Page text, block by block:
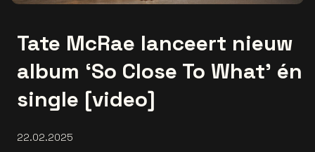
Tate McRae lanceert nieuw
album ‘So Close To What’ én
single [video]
22.02.2025